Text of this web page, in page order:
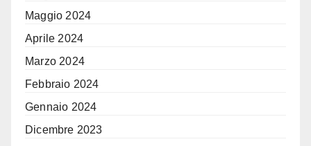
Maggio 2024
Aprile 2024
Marzo 2024
Febbraio 2024
Gennaio 2024
Dicembre 2023